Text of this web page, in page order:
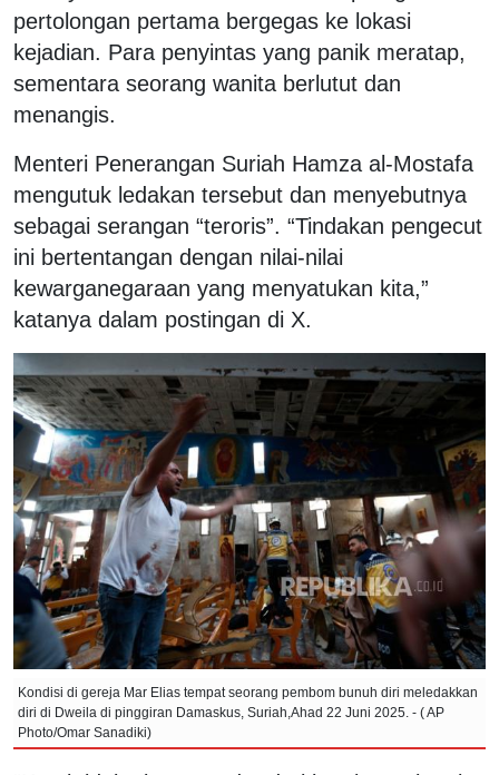
pertolongan pertama bergegas ke lokasi
kejadian. Para penyintas yang panik meratap,
sementara seorang wanita berlutut dan
menangis.
Menteri Penerangan Suriah Hamza al-Mostafa
mengutuk ledakan tersebut dan menyebutnya
sebagai serangan “teroris”. “Tindakan pengecut
ini bertentangan dengan nilai-nilai
kewarganegaraan yang menyatukan kita,”
katanya dalam postingan di X.
Kondisi di gereja Mar Elias tempat seorang pembom bunuh diri meledakkan
diri di Dweila di pinggiran Damaskus, Suriah,Ahad 22 Juni 2025. - ( AP
Photo/Omar Sanadiki)